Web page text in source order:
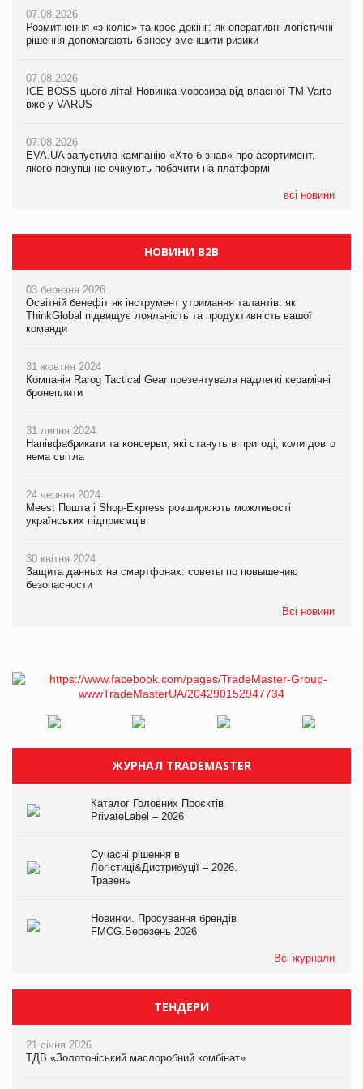
07.08.2026
Розмитнення «з коліс» та крос-докінг: як оперативні логістичні
рішення допомагають бізнесу зменшити ризики
07.08.2026
ICE BOSS цього літа! Новинка морозива від власної ТМ Varto
вже у VARUS
07.08.2026
EVA.UA запустила кампанію «Хто б знав» про асортимент,
якого покупці не очікують побачити на платформі
всі новини
07.08.2026
Kraft Heinz скоротила збиток у першому півріччі
Продажі Hugo Boss впали на 9%
07.08.2026
Kraft Heinz скоротила збиток у першому півріччі
Продажі Hugo Boss впали на 9%
НОВИНИ B2B
03 березня 2026
Освітній бенефіт як інструмент утримання талантів: як
ThinkGlobal підвищує лояльність та продуктивність вашої
команди
31 жовтня 2024
Компанія Rarog Tactical Gear презентувала надлегкі керамічні
бронеплити
31 липня 2024
Напівфабрикати та консерви, які стануть в пригоді, коли довго
нема світла
24 червня 2024
Meest Пошта і Shop-Express розширюють можливості
українських підприємців
30 квітня 2024
Защита данных на смартфонах: советы по повышению
безопасности
Всі новини
ЖУРНАЛ TRADEMASTER
Каталог Головних Проєктів
PrivateLabel – 2026
Сучасні рішення в
Логістиці&Дистрибуції – 2026.
Травень
Новинки. Просування брендів
FMCG.Березень 2026
Всі журнали
ТЕНДЕРИ
21 січня 2026
ТДВ «Золотоніський маслоробний комбінат»